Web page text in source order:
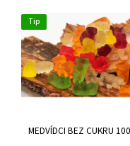
Abecedně
Tip
MEDVÍDCI BEZ CUKRU